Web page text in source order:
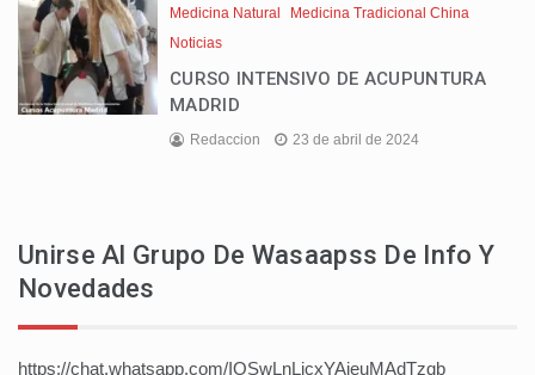
Medicina Natural
Medicina Tradicional China
Noticias
CURSO INTENSIVO DE ACUPUNTURA
MADRID
Redaccion 23 de abril de 2024
Unirse Al Grupo De Wasaapss De Info Y
Novedades
https://chat.whatsapp.com/IOSwLnLjcxYAieuMAdTzqb